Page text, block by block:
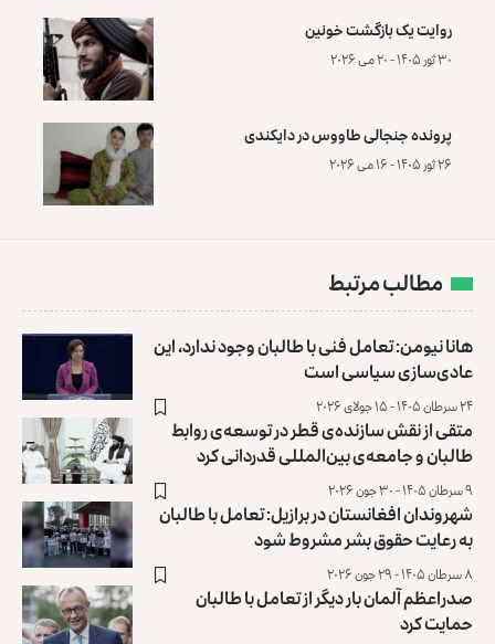
روایت یک بازگشت خونین
۳۰ ثور ۱۴۰۵ - ۲۰ می ۲۰۲۶
پرونده‌ جنجالی طاووس در دایکندی
۲۶ ثور ۱۴۰۵ - ۱۶ می ۲۰۲۶
مطالب مرتبط
هانا نیومن: تعامل فنی با طالبان وجود ندارد، این
عادی‌سازی سیاسی است
۲۴ سرطان ۱۴۰۵ - ۱۵ جولای ۲۰۲۶
متقی از نقش سازنده‌ی قطر در توسعه‌ی روابط
طالبان و جامعه‌ی بین‌المللی قدردانی کرد
۹ سرطان ۱۴۰۵ - ۳۰ جون ۲۰۲۶
شهروندان افغانستان در برازیل: تعامل با طالبان
به رعایت حقوق‌‌ بشر مشروط شود
۸ سرطان ۱۴۰۵ - ۲۹ جون ۲۰۲۶
صدراعظم آلمان بار دیگر از تعامل با طالبان
حمایت کرد